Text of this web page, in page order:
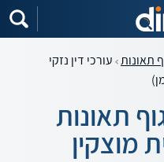
תאונות עורכי דין נזקי
תאונות
מוצקין